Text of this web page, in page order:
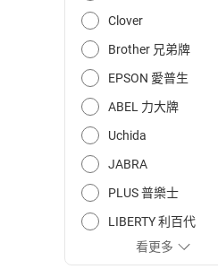
Clover
Brother 兄弟牌
EPSON 愛普生
ABEL 力大牌
Uchida
JABRA
PLUS 普樂士
LIBERTY 利百代
看更多